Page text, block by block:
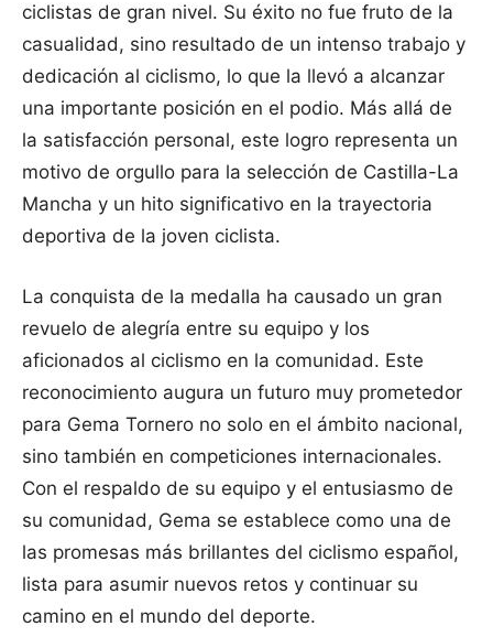
ciclistas de gran nivel. Su éxito no fue fruto de la
casualidad, sino resultado de un intenso trabajo y
dedicación al ciclismo, lo que la llevó a alcanzar
una importante posición en el podio. Más allá de
la satisfacción personal, este logro representa un
motivo de orgullo para la selección de Castilla-La
Mancha y un hito significativo en la trayectoria
deportiva de la joven ciclista.
La conquista de la medalla ha causado un gran
revuelo de alegría entre su equipo y los
aficionados al ciclismo en la comunidad. Este
reconocimiento augura un futuro muy prometedor
para Gema Tornero no solo en el ámbito nacional,
sino también en competiciones internacionales.
Con el respaldo de su equipo y el entusiasmo de
su comunidad, Gema se establece como una de
las promesas más brillantes del ciclismo español,
lista para asumir nuevos retos y continuar su
camino en el mundo del deporte.